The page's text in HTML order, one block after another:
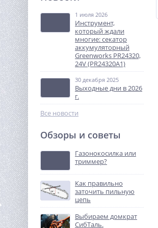
(сопровождаемый)
256 140руб.
%
Быстрое зарядное
аккумуляторов Greenworks
G40UC8,40V (2938807)
5 990
%
1 июля 2026
Инструмент,
который ждали
многие: секатор
аккумуляторный
Greenworks PR24320,
24V (PR24320A1)
30 декабря 2025
Выходные дни в 2026
г.
Все новости
Обзоры и советы
Газонокосилка или
триммер?
Как правильно
заточить пильную
цепь
Выбираем домкрат
СибТаль.